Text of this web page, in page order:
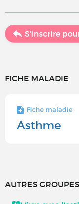
S'inscrire
FICHE MALADIE
Fiche maladie
Asthme
AUTRES